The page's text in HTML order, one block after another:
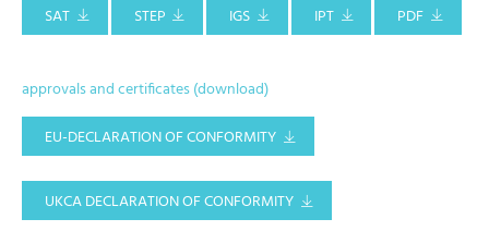
SAT
STEP IGS IPT PDF
approvals and certificates (download)
EU-DECLARATION OF CONFORMITY
UKCA DECLARATION OF CONFORMITY